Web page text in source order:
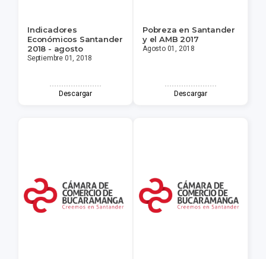
Indicadores
Económicos Santander
2018 - agosto
Septiembre 01, 2018
Descargar
Pobreza en Santander
y el AMB 2017
Agosto 01, 2018
Descargar